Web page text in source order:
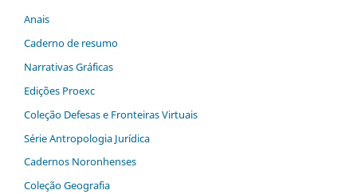
Anais
Caderno de resumo
Narrativas Gráficas
Edições Proexc
Coleção Defesas e Fronteiras Virtuais
Série Antropologia Jurídica
Cadernos Noronhenses
Coleção Geografia